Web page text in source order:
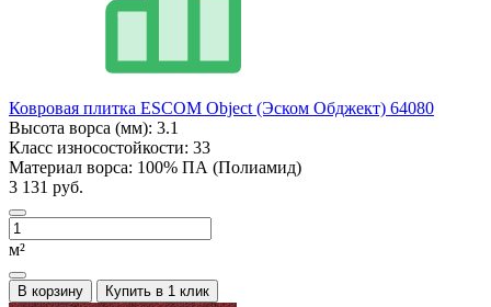
Ковровая плитка ESCOM Object (Эском Обджект) 64080
Высота ворса (мм): 3.1
Класс износостойкости: 33
Материал ворса: 100% ПА (Полиамид)
3 131 руб.
м²
В корзину Купить в 1 клик